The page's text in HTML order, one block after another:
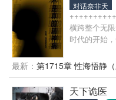
咬死的人来
干年后，有
球三圈！！
对话奈非天
横跨整个无
时代的开始
真相！一切尽
最新： 第1715章 性海悟静（
天下诡医